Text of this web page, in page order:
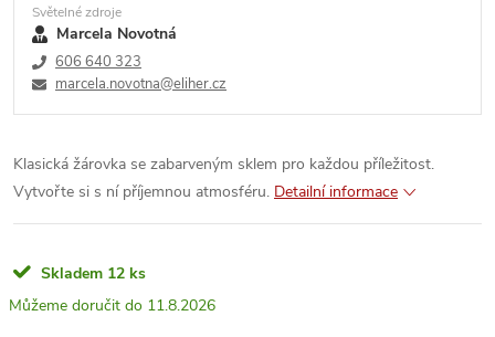
Světelné zdroje
Marcela Novotná
606 640 323
marcela.novotna@eliher.cz
Klasická žárovka se zabarveným sklem pro každou příležitost.
Vytvořte si s ní příjemnou atmosféru. Detailní informace
Skladem 12 ks
11.8.2026